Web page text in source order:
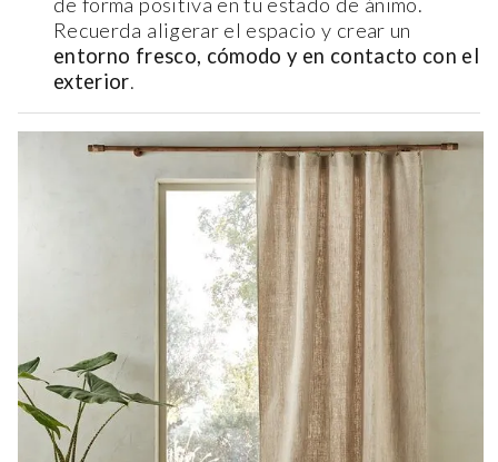
Recuerda aligerar el espacio y crear un
entorno fresco, cómodo y en contacto con el
exterior.